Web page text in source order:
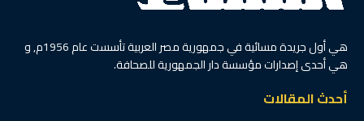
هي أول جريدة مسائية في جمهورية مصر العربية تأسست عام 1956م, و
هي أحدى إصدارات مؤسسة دار الجمهورية للصحافة.
أحدث المقالات